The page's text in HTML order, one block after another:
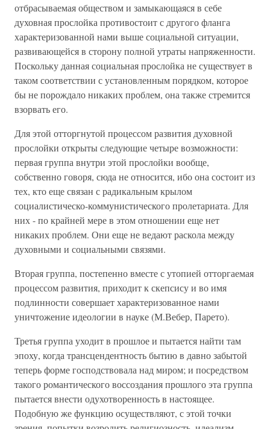
отбрасываемая обществом и замыкающаяся в себе
духовная прослойка противостоит с другого фланга
характеризованной нами выше социальной ситуации,
развивающейся в сторону полной утраты напряженности.
Поскольку данная социальная прослойка не существует в
таком соответствии с установленным порядком, которое
бы не порождало никаких проблем, она также стремится
взорвать его.
Для этой отторгнутой процессом развития духовной
прослойки открыты следующие четыре возможности:
первая группа внутри этой прослойки вообще,
собственно говоря, сюда не относится, ибо она состоит из
тех, кто еще связан с радикальным крылом
социалистическо-коммунистического пролетариата. Для
них - по крайней мере в этом отношении еще нет
никаких проблем. Они еще не ведают раскола между
духовными и социальными связями.
Вторая группа, постепенно вместе с утопией отторгаемая
процессом развития, приходит к скепсису и во имя
подлинности совершает характеризованное нами
уничтожение идеологии в науке (М.Вебер, Парето).
Третья группа уходит в прошлое и пытается найти там
эпоху, когда трансцендентность бытию в давно забытой
теперь форме господствовала над миром; и посредством
такого романтического воссоздания прошлого эта группа
пытается внести одухотворенность в настоящее.
Подобную же функцию осуществляют, с этой точки